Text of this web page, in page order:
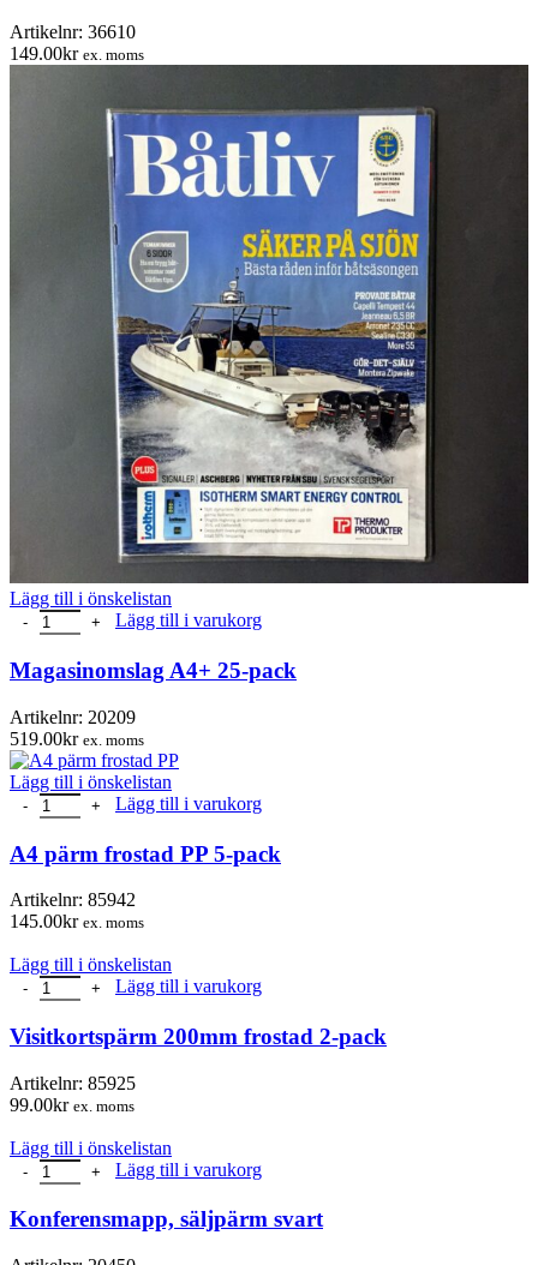
Artikelnr: 36610
149.00kr ex. moms
Lägg till i önskelistan
Magasinomslag A4+ 25-pack mängd
Lägg till i varukorg
Magasinomslag A4+ 25-pack
Artikelnr: 20209
519.00kr ex. moms
Lägg till i önskelistan
A4 pärm frostad PP 5-pack mängd
Lägg till i varukorg
A4 pärm frostad PP 5-pack
Artikelnr: 85942
145.00kr ex. moms
Lägg till i önskelistan
Visitkortspärm 200mm frostad 2-pack mängd
Lägg till i varukorg
Visitkortspärm 200mm frostad 2-pack
Artikelnr: 85925
99.00kr ex. moms
Lägg till i önskelistan
Konferensmapp, säljpärm svart mängd
Lägg till i varukorg
Konferensmapp, säljpärm svart